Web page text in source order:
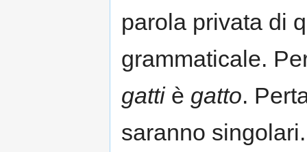
parola privata di
grammaticale.
gattiè gatto.
saranno